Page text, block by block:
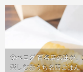
食べログ 百名店の味が
楽しむおうち名店ごはん